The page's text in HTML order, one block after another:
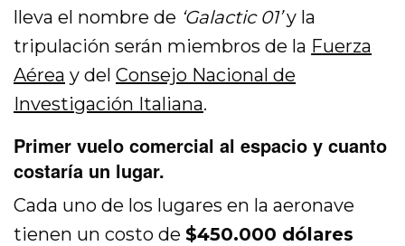
lleva el nombre de ‘Galactic 01’y la
tripulación serán miembros de la Fuerza
Aérea y delConsejo Nacional de
Investigación Italiana.
Primer vuelo comercial al espacio y cuanto
costaría un lugar.
Cada uno de los lugares en la aeronave
tienen un costo de$450.000 dólares